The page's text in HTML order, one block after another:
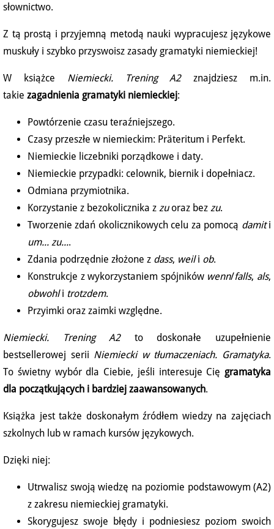
słownictwo.
Z tą prostą i przyjemną metodą nauki wypracujesz językowe
muskuły i szybko przyswoisz zasady gramatyki niemieckiej!
W książce Niemiecki. Trening A2znajdziesz m.in.
takie zagadnienia gramatyki niemieckiej:
Powtórzenie czasu teraźniejszego.
Czasy przeszłe w niemieckim: Präteritum i Perfekt.
Niemieckie liczebniki porządkowe i daty.
Niemieckie przypadki: celownik, biernik i dopełniacz.
Odmiana przymiotnika.
Korzystanie z bezokolicznika z zuoraz bez zu.
Tworzenie zdań okolicznikowych celu za pomocą damiti
um... zu....
Zdania podrzędnie złożone z dass, weili ob.
Konstrukcje z wykorzystaniem spójników wenn/falls, als,
obwohli trotzdem.
Przyimki oraz zaimki względne.
Niemiecki. Trening A2to doskonałe uzupełnienie
bestsellerowej serii Niemiecki w tłumaczeniach. Gramatyka.
To świetny wybór dla Ciebie, jeśli interesuje Cię gramatyka
dla początkujących i bardziej zaawansowanych.
Książka jest także doskonałym źródłem wiedzy na zajęciach
szkolnych lub w ramach kursów językowych.
Dzięki niej:
Utrwalisz swoją wiedzę na poziomie podstawowym (A2)
z zakresu niemieckiej gramatyki.
Skorygujesz swoje błędy i podniesiesz poziom swoich